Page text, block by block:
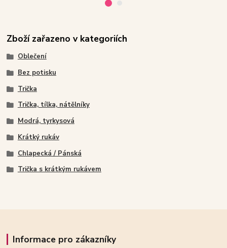
Zboží zařazeno v kategoriích
Oblečení
Bez potisku
Trička
Trička, tílka, nátělníky
Modrá, tyrkysová
Krátký rukáv
Chlapecká / Pánská
Trička s krátkým rukávem
Informace pro zákazníky